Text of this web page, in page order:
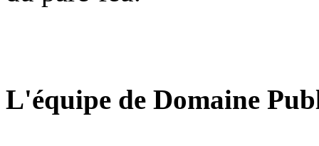
L'équipe de Domaine